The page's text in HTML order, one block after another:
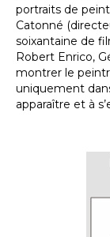
portraits de
Catonné
soixantaine de
Robert Enrico,
montrer le
uniquement
apparaître et à